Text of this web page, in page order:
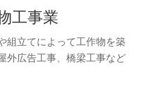
工事業
組立てによって工作物を築
外広告工事、橋梁工事など